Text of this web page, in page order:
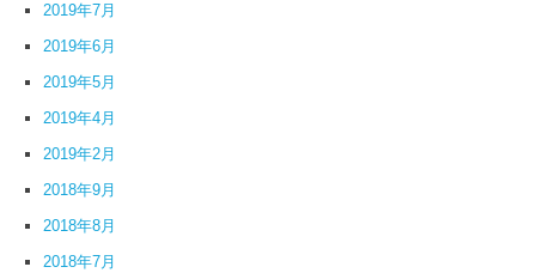
2019年7月
2019年6月
2019年5月
2019年4月
2019年2月
2018年9月
2018年8月
2018年7月